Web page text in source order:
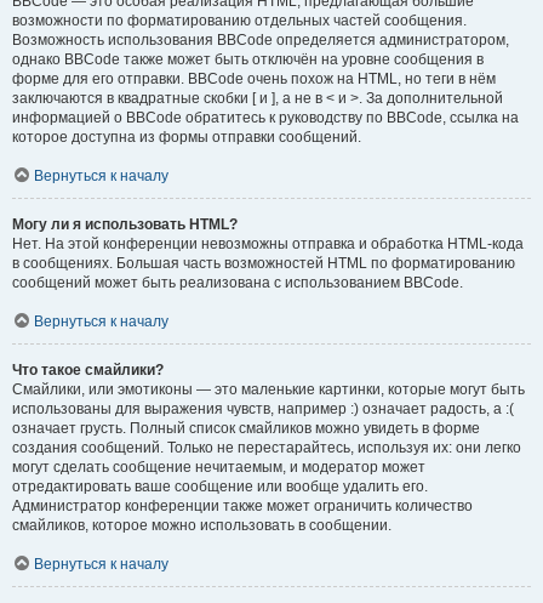
возможности по форматированию отдельных частей сообщения.
Возможность использования BBCode определяется администратором,
однако BBCode также может быть отключён на уровне сообщения в
форме для его отправки. BBCode очень похож на HTML, но теги в нём
заключаются в квадратные скобки [ и ], а не в < и >. За дополнительной
информацией о BBCode обратитесь к руководству по BBCode, ссылка на
которое доступна из формы отправки сообщений.
Вернуться к началу
Могу ли я использовать HTML?
Нет. На этой конференции невозможны отправка и обработка HTML-кода
в сообщениях. Большая часть возможностей HTML по форматированию
сообщений может быть реализована с использованием BBCode.
Вернуться к началу
Что такое смайлики?
Смайлики, или эмотиконы — это маленькие картинки, которые могут быть
использованы для выражения чувств, например :) означает радость, а :(
означает грусть. Полный список смайликов можно увидеть в форме
создания сообщений. Только не перестарайтесь, используя их: они легко
могут сделать сообщение нечитаемым, и модератор может
отредактировать ваше сообщение или вообще удалить его.
Администратор конференции также может ограничить количество
смайликов, которое можно использовать в сообщении.
Вернуться к началу